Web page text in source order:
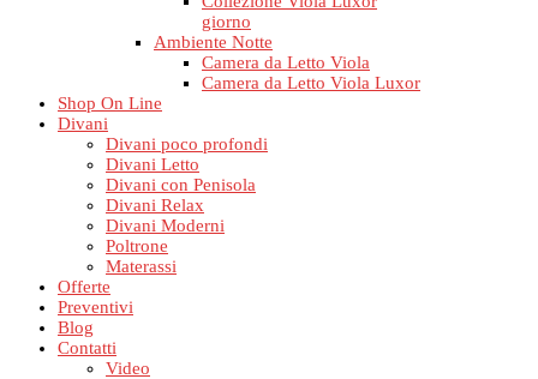
giorno
Ambiente Notte
Camera da Letto Viola
Camera da Letto Viola Luxor
Shop On Line
Divani
Divani poco profondi
Divani Letto
Divani con Penisola
Divani Relax
Divani Moderni
Poltrone
Materassi
Offerte
Preventivi
Blog
Contatti
Video